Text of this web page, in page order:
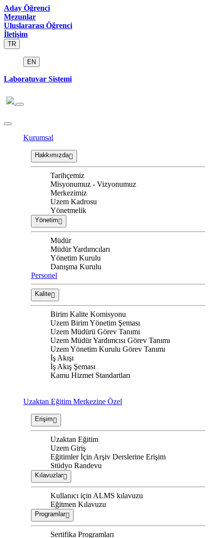
Aday Öğrenci
Mezunlar
Uluslararası Öğrenci
İletişim
TR
EN
Laboratuvar Sistemi
Kurumsal
Hakkımızda
Tarihçemiz
Misyonumuz - Vizyonumuz
Merkezimiz
Uzem Kadrosu
Yönetmelik
Yönetim
Müdür
Müdür Yardımcıları
Yönetim Kurulu
Danışma Kurulu
Personel
Kalite
Birim Kalite Komisyonu
Uzem Birim Yönetim Şeması
Uzem Müdürü Görev Tanımı
Uzem Müdür Yardımcısı Görev Tanımı
Uzem Yönetim Kurulu Görev Tanımı
İş Akışı
İş Akış Şeması
Kamu Hizmet Standartları
Uzaktan Eğitim Merkezine Özel
Erişim
Uzaktan Eğitim
Uzem Giriş
Eğitimler İçin Arşiv Derslerine Erişim
Stüdyo Randevu
Kılavuzlar
Kullanıcı için ALMS kılavuzu
Eğitmen Kılavuzu
Programlar
Sertifika Programları